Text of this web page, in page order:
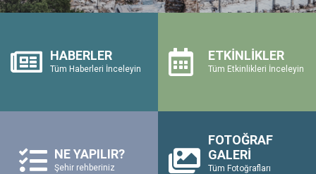
HABERLER
Tüm Haberleri İnceleyin
ETKİNLİKLER
Tüm Etkinlikleri İnceleyin
NE YAPILIR?
Şehir rehberiniz
FOTOĞRAF
GALERİ
Tüm Fotoğrafları